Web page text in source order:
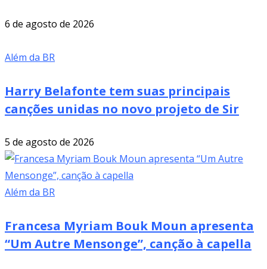
6 de agosto de 2026
Além da BR
Harry Belafonte tem suas principais
canções unidas no novo projeto de Sir
5 de agosto de 2026
Além da BR
Francesa Myriam Bouk Moun apresenta
“Um Autre Mensonge”, canção à capella